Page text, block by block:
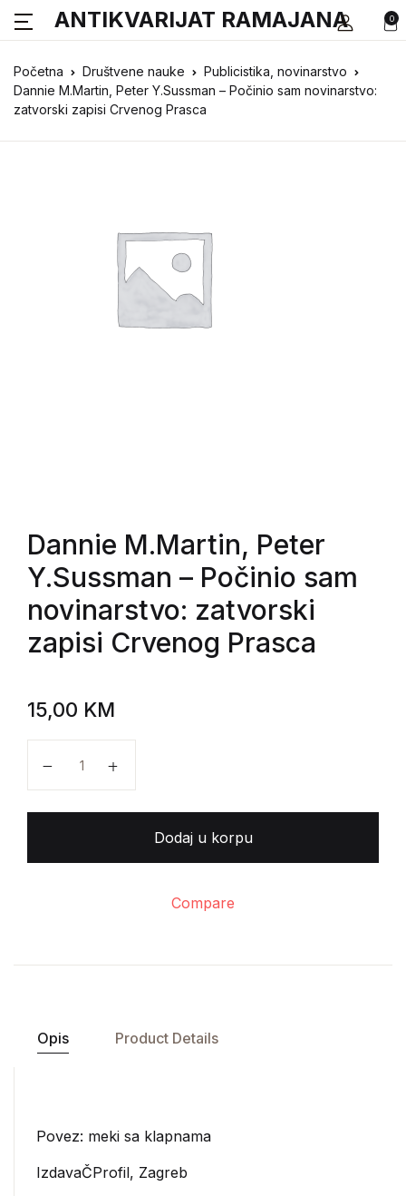
0
ANTIKVARIJAT RAMAJANA
Početna Društvene nauke
Publicistika, novinarstvo
Dannie M.Martin, Peter Y.Sussman – Počinio sam novinarstvo:
zatvorski zapisi Crvenog Prasca
Dannie M.Martin, Peter
Y.Sussman – Počinio sam
novinarstvo: zatvorski
zapisi Crvenog Prasca
15,00 KM
Dodaj u korpu
Compare
Opis Product Details
Povez: meki sa klapnama
IzdavaČProfil, Zagreb